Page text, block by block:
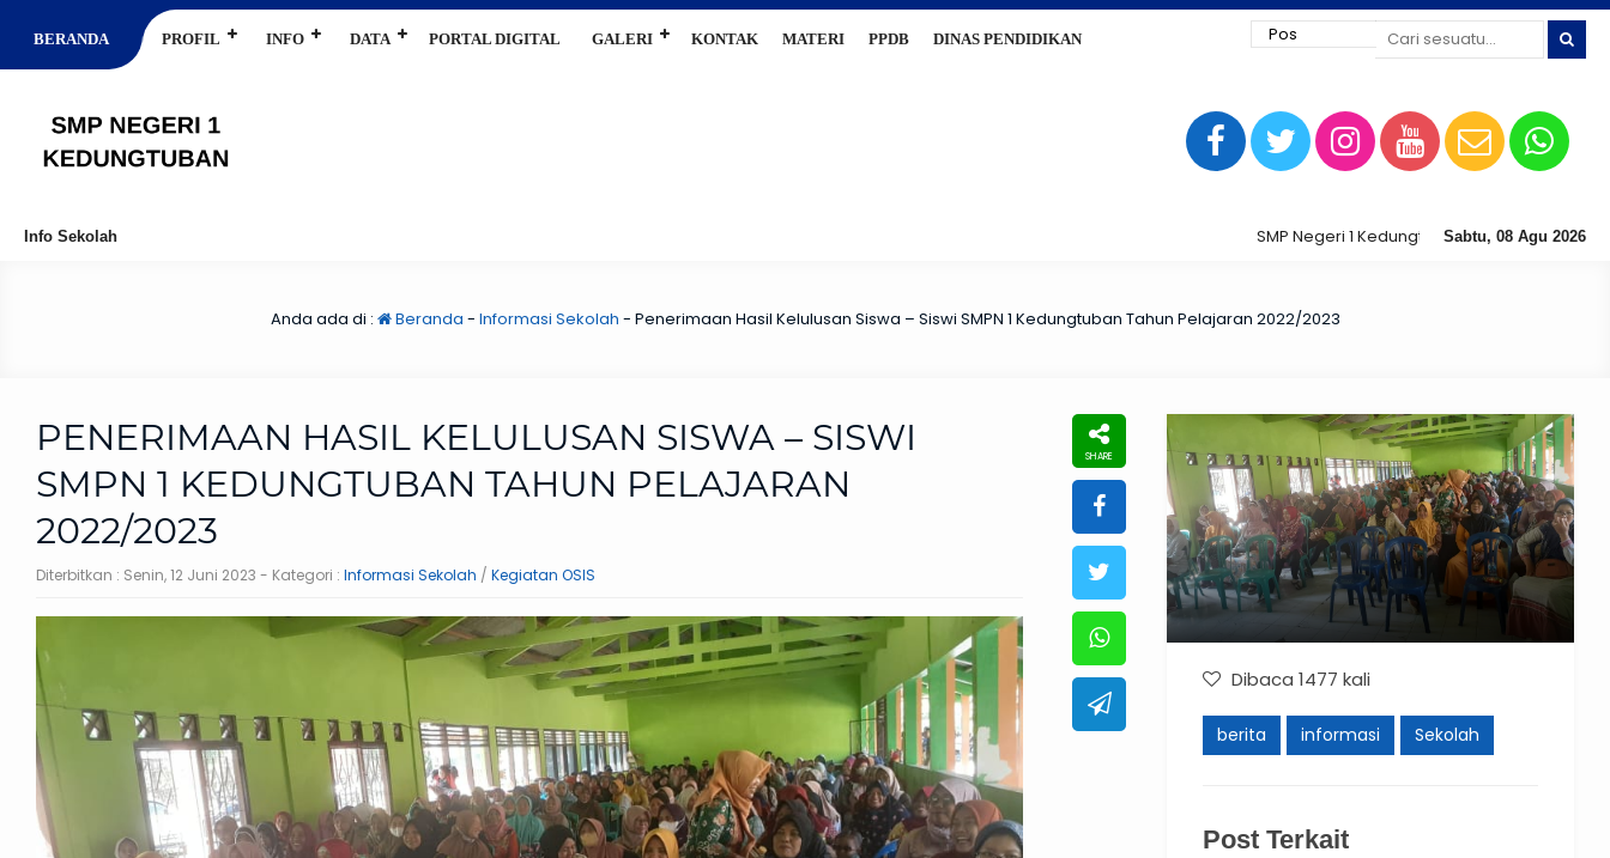
BERANDA PROFIL INFO DATA PORTAL DIGITAL GALERI KONTAK MATERI PPDB DINAS PENDIDIKAN
Info Sekolah Sabtu, 08 Agu 2026
SMP Negeri 1 Kedungtuban jaya siap digital !
Anda ada di : Beranda - Informasi Sekolah - Penerimaan Hasil Kelulusan Siswa – Siswi SMPN 1 Kedungtuban Tahun Pelajaran 2022/2023
PENERIMAAN HASIL KELULUSAN SISWA – SISWI
SMPN 1 KEDUNGTUBAN TAHUN PELAJARAN
2022/2023
Diterbitkan : Senin, 12 Juni 2023 - Kategori : Informasi Sekolah / Kegiatan OSIS
Dibaca 1477 kali
berita informasi Sekolah
Post Terkait